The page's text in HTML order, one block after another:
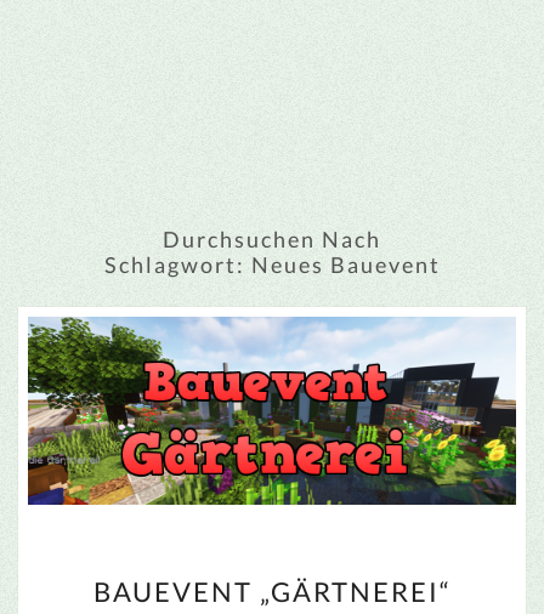
Durchsuchen Nach
Schlagwort: Neues Bauevent
„GÄRTNEREI“
BAUEVENT „GÄRTNEREI“